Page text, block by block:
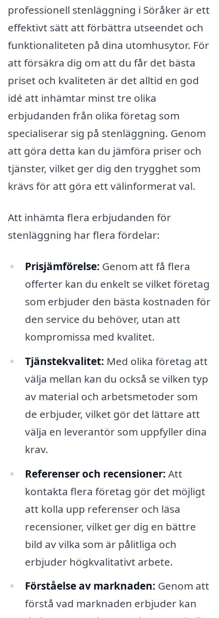
professionell stenläggning i Söråker är ett
effektivt sätt att förbättra utseendet och
funktionaliteten på dina utomhusytor. För
att försäkra dig om att du får det bästa
priset och kvaliteten är det alltid en god
idé att inhämtar minst tre olika
erbjudanden från olika företag som
specialiserar sig på stenläggning. Genom
att göra detta kan du jämföra priser och
tjänster, vilket ger dig den trygghet som
krävs för att göra ett välinformerat val.
Att inhämta flera erbjudanden för
stenläggning har flera fördelar:
Prisjämförelse: Genom att få flera
offerter kan du enkelt se vilket företag
som erbjuder den bästa kostnaden för
den service du behöver, utan att
kompromissa med kvalitet.
Tjänstekvalitet: Med olika företag att
välja mellan kan du också se vilken typ
av material och arbetsmetoder som
de erbjuder, vilket gör det lättare att
välja en leverantör som uppfyller dina
krav.
Referenser och recensioner: Att
kontakta flera företag gör det möjligt
att kolla upp referenser och läsa
recensioner, vilket ger dig en bättre
bild av vilka som är pålitliga och
erbjuder högkvalitativt arbete.
Förståelse av marknaden: Genom att
förstå vad marknaden erbjuder kan